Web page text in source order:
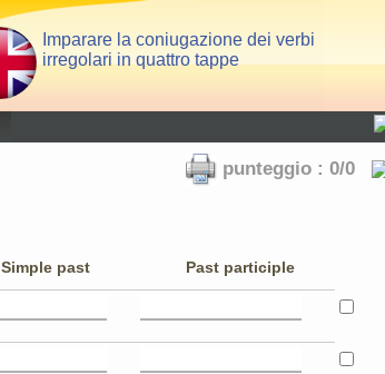
Imparare la coniugazione dei verbi
irregolari in quattro tappe
punteggio : 0/0
Simple past Past participle